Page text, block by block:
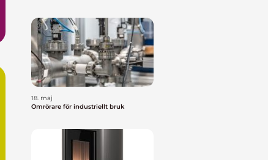
18. maj
Omrörare för industriellt bruk